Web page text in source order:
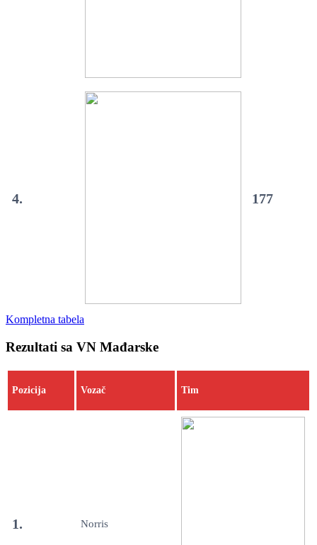
4. 177
Kompletna tabela
Rezultati sa VN Mađarske
Pozicija Vozač Tim
1. Norris